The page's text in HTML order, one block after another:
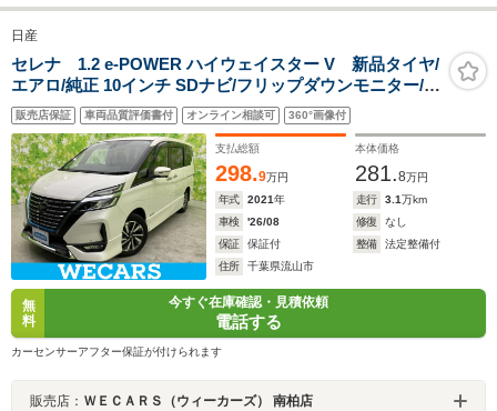
日産
セレナ 1.2 e-POWER ハイウェイスター V 新品タイヤ/
エアロ/純正 10インチ SDナビ/フリップダウンモニター/イ
ンテリジェントルームミラー/衝突安全装置/両側電動スラ
イドドア/車線逸脱防止支援システム/ヘッドランプ LED
販売店保証 車両品質評価書付 オンライン相談可 360°画像付
支払総額
298.9万円
本体価格
281.8万円
年式
2021年 走行 3.1万km
車検
'26/08 修復
なし
保証
保証付 整備
法定整備付
住所
千葉県流山市
無
料
今すぐ在庫確認・見積依頼
電話する
カーセンサーアフター保証が付けられます
販売店： ＷＥＣＡＲＳ（ウィーカーズ） 南柏店